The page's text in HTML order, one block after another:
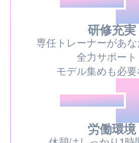
研修充実
専任トレーナーがあ
全力サポート
モデル集めも必要
推しPOINT
労働環境